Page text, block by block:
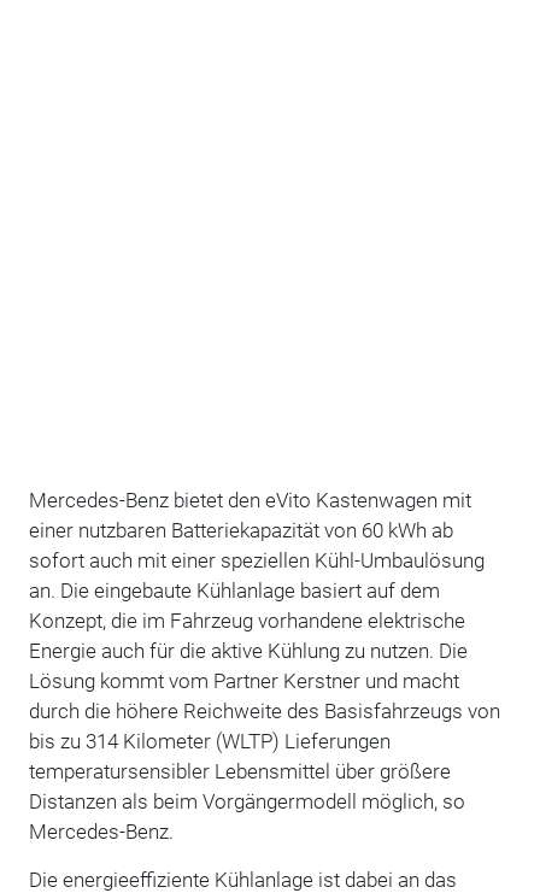
Mercedes-Benz bietet den eVito Kastenwagen mit
einer nutzbaren Batteriekapazität von 60 kWh ab
sofort auch mit einer speziellen Kühl-Umbaulösung
an. Die eingebaute Kühlanlage basiert auf dem
Konzept, die im Fahrzeug vorhandene elektrische
Energie auch für die aktive Kühlung zu nutzen. Die
Lösung kommt vom Partner Kerstner und macht
durch die höhere Reichweite des Basisfahrzeugs von
bis zu 314 Kilometer (WLTP) Lieferungen
temperatursensibler Lebensmittel über größere
Distanzen als beim Vorgängermodell möglich, so
Mercedes-Benz.
Die energieeffiziente Kühlanlage ist dabei an das